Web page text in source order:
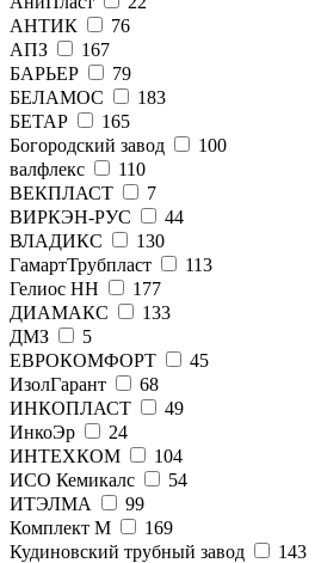
АНТИК
76
АПЗ
167
БАРЬЕР
79
БЕЛАМОС
183
БЕТАР
165
Богородский завод
100
валфлекс
110
ВЕКПЛАСТ
7
ВИРКЭН-РУС
44
ВЛАДИКС
130
ГамартТрубпласт
113
Гелиос НН
177
ДИАМАКС
133
ДМЗ
5
ЕВРОКОМФОРТ
45
ИзолГарант
68
ИНКОПЛАСТ
49
ИнкоЭр
24
ИНТЕХКОМ
104
ИСО Кемикалс
54
ИТЭЛМА
99
Комплект М
169
Кудиновский трубный завод
143